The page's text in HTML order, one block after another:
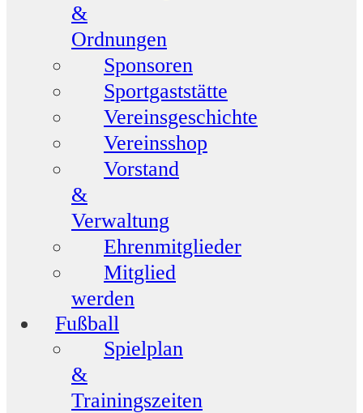
&
Ordnungen
Sponsoren
Sportgaststätte
Vereinsgeschichte
Vereinsshop
Vorstand
&
Verwaltung
Ehrenmitglieder
Mitglied
werden
Fußball
Spielplan
&
Trainingszeiten